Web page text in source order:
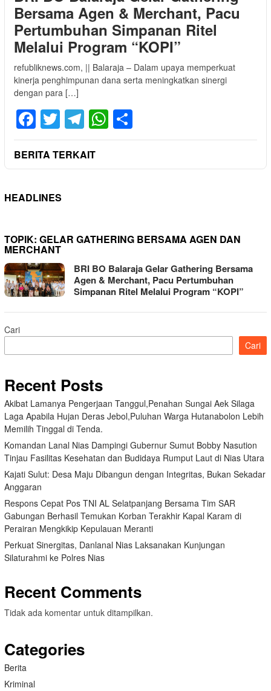
Bersama Agen & Merchant, Pacu
Pertumbuhan Simpanan Ritel
Melalui Program “KOPI”
refubliknews.com, || Balaraja – Dalam upaya memperkuat
kinerja penghimpunan dana serta meningkatkan sinergi
dengan para […]
Facebook
Twitter
Telegram
WhatsApp
BERITA TERKAIT
HEADLINES
TOPIK: GELAR GATHERING BERSAMA AGEN DAN
MERCHANT
BRI BO Balaraja Gelar Gathering Bersama
Agen & Merchant, Pacu Pertumbuhan
Simpanan Ritel Melalui Program “KOPI”
Cari
Cari
Recent Posts
Akibat Lamanya Pengerjaan Tanggul,Penahan Sungai Aek Silaga
Laga Apabila Hujan Deras Jebol,Puluhan Warga Hutanabolon Lebih
Memilih Tinggal di Tenda.
Komandan Lanal Nias Dampingi Gubernur Sumut Bobby Nasution
Tinjau Fasilitas Kesehatan dan Budidaya Rumput Laut di Nias Utara
Kajati Sulut: Desa Maju Dibangun dengan Integritas, Bukan Sekadar
Anggaran
Respons Cepat Pos TNI AL Selatpanjang Bersama Tim SAR
Gabungan Berhasil Temukan Korban Terakhir Kapal Karam di
Perairan Mengkikip Kepulauan Meranti
Perkuat Sinergitas, Danlanal Nias Laksanakan Kunjungan
Silaturahmi ke Polres Nias
Recent Comments
Tidak ada komentar untuk ditampilkan.
Categories
Berita
Kriminal